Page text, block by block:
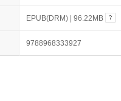
EPUB(DRM) | 96.22MB
9788968333927